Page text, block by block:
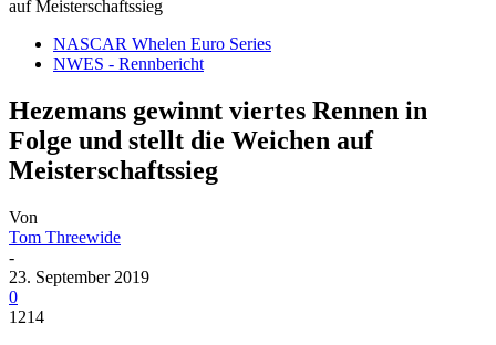
auf Meisterschaftssieg
NASCAR Whelen Euro Series
NWES - Rennbericht
Hezemans gewinnt viertes Rennen in
Folge und stellt die Weichen auf
Meisterschaftssieg
Von
Tom Threewide
-
23. September 2019
0
1214